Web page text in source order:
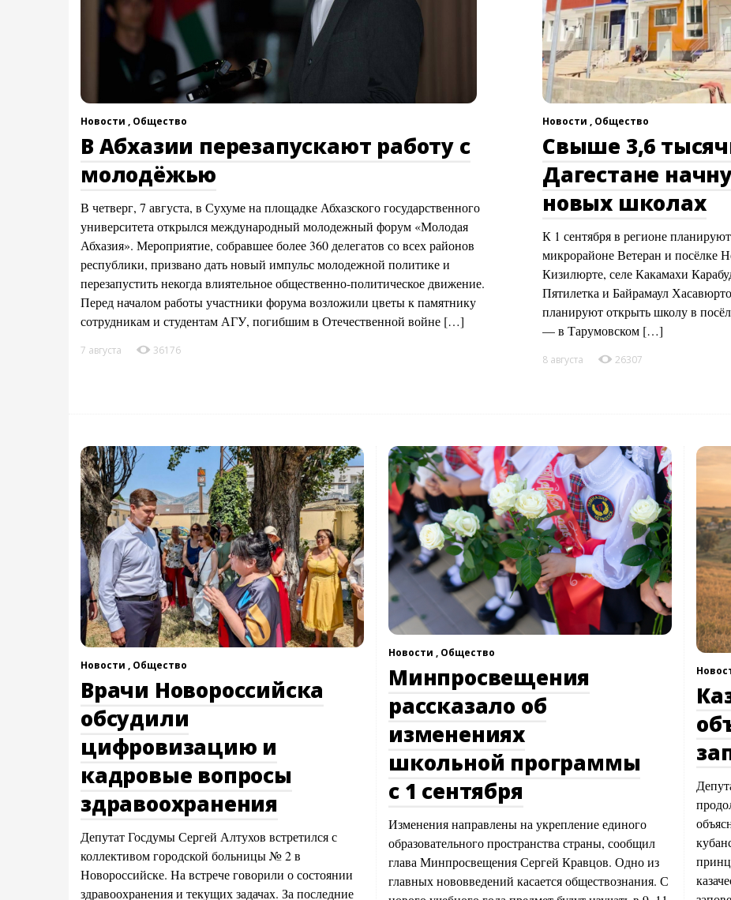
Новости , Общество
В Абхазии перезапускают работу с
молодёжью
В четверг, 7 августа, в Сухуме на площадке Абхазского государственного
университета открылся международный молодежный форум «Молодая
Абхазия». Мероприятие, собравшее более 360 делегатов со всех районов
республики, призвано дать новый импульс молодежной политике и
перезапустить некогда влиятельное общественно-политическое движение.
Перед началом работы участники форума возложили цветы к памятнику
сотрудникам и студентам АГУ, погибшим в Отечественной войне […]
7 августа 36176
Новости , Общество
Свыше 3,6
Дагестане
новых школах
К 1 сентября в регионе
микрорайоне Ветеран и посёлке
Кизилюрте, селе Какамахи
Пятилетка и Байрамаул
планируют открыть школу в
— в Тарумовском […]
8 августа 26307
Новости , Общество
Врачи Новороссийска
обсудили
цифровизацию и
кадровые вопросы
здравоохранения
Депутат Госдумы Сергей Алтухов встретился с
коллективом городской больницы № 2 в
Новороссийске. На встрече говорили о состоянии
здравоохранения и текущих задачах. За последние
Новости , Общество
Минпросвещения
рассказало об
изменениях
школьной программы
с 1 сентября
Изменения направлены на укрепление единого
образовательного пространства страны, сообщил
глава Минпросвещения Сергей Кравцов. Одно из
главных нововведений касается обществознания. С